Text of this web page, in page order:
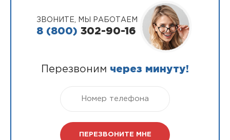
ЗВОНИТЕ, МЫ РАБОТАЕМ
8 (800) 302-90-16
Перезвоним через минуту!